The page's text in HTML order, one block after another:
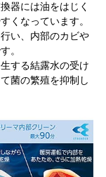
器には油をはじく
くなっています。
い、内部のカビや
。
する結露水の受け
菌の繁殖を抑制し